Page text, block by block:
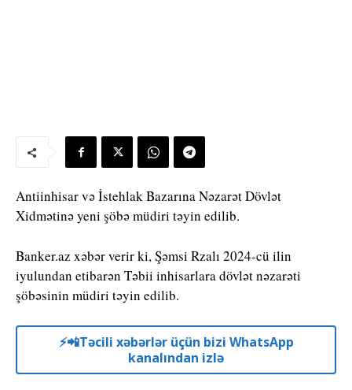
Antiinhisar və İstehlak Bazarına Nəzarət Dövlət
Xidmətinə yeni şöbə müdiri təyin edilib.
Banker.az xəbər verir ki, Şəmsi Rzalı 2024-cü ilin
iyulundan etibarən Təbii inhisarlara dövlət nəzarəti
şöbəsinin müdiri təyin edilib.
⚡️📲Təcili xəbərlər üçün bizi WhatsApp
kanalından izlə